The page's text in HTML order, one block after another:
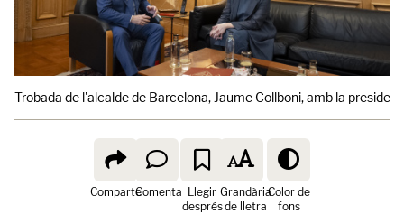
Trobada de l'alcalde de Barcelona, Jaume Collboni, amb la
ComparteComenta Llegir
després
Grandària
de lletra
Color de
fons